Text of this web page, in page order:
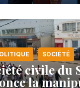
SOCIÉTÉ
civile du
la